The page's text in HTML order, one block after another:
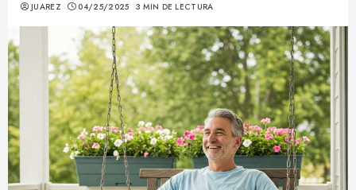
JUAREZ 04/25/2025 3 MIN DE LECTURA